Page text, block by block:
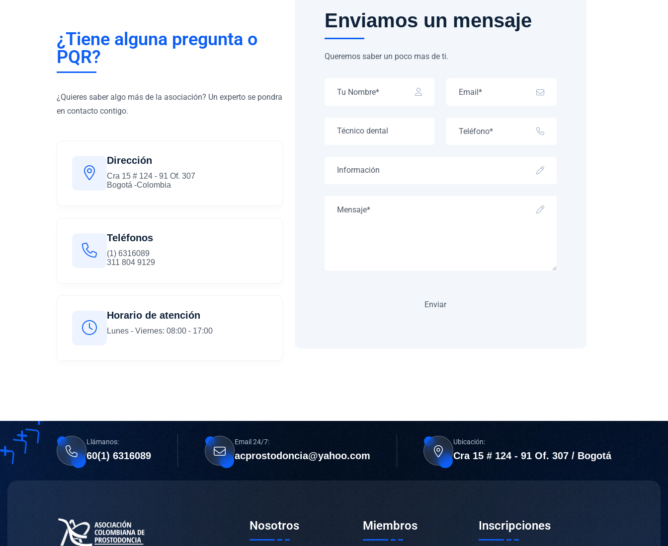
¿Tiene alguna pregunta o
PQR?
¿Quieres saber algo más de la asociación? Un experto se pondra
en contacto contigo.
Dirección
Cra 15 # 124 - 91 Of. 307
Bogotá -Colombia
Teléfonos
(1) 6316089
311 804 9129
Horario de atención
Lunes - Viernes: 08:00 - 17:00
Enviamos un mensaje
Queremos saber un poco mas de ti.
Llámanos:
60(1) 6316089
Email 24/7:
acprostodoncia@yahoo.com
Ubicación:
Cra 15 # 124 - 91 Of. 307 / Bogotá
Nosotros Miembros Inscripciones